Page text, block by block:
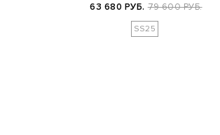
63 680 РУБ. 79 600 РУБ.
SS25